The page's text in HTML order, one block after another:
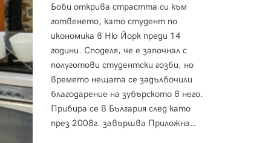
Боби открива страстта си към
готвенето, като студент по
икономика в Ню Йорк преди 14
години. Споделя, че е започнал с
полуготови студентски гозби, но
времето нещата се задълбочили
благодарение на зубърското в него.
Прибира се в България след като
през 2008г. завършва Приложна…